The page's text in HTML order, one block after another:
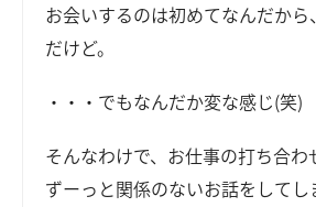
お会いするのは初めてなんだか
だけど。
・・・でもなんだか変な感じ(笑)
そんなわけで、お仕事の打ち合わ
ずーっと関係のないお話をしてし